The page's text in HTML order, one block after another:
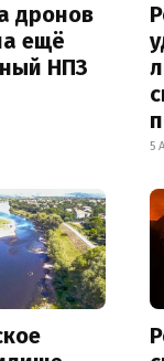
дронов
ещё
НПЗ
5